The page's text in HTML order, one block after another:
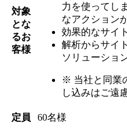
対象
とな
るお
客様
力を使ってし
なアクション
効果的なサイ
解析からサイ
ソリューショ
※ 当社と同業
し込みはご遠
定員 60名様